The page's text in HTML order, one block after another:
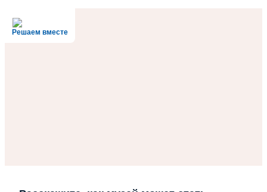
Решаем вместе